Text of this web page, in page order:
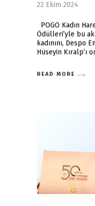
22 Ekim 2024
POGO Kadın
Ödülleri’yle bu
kadınını, Despo
Hüseyin Kıralp’ı
READ MORE